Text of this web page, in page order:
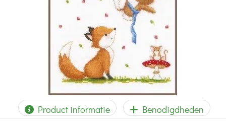
Product informatie Benodigdheden